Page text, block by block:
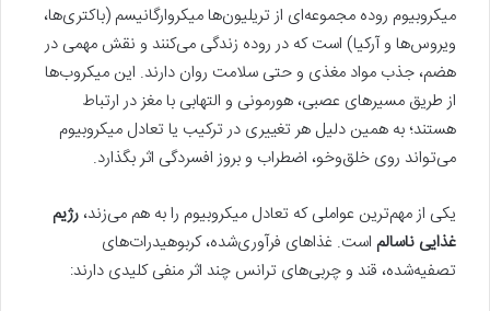
میکروبیوم روده مجموعه‌ای از تریلیون‌ها میکروارگانیسم (باکتری‌ها،
ویروس‌ها و آرکیا) است که در روده زندگی می‌کنند و نقش مهمی در
هضم، جذب مواد مغذی و حتی سلامت روان دارند. این میکروب‌ها
از طریق مسیرهای عصبی، هورمونی و التهابی با مغز در ارتباط
هستند؛ به همین دلیل هر تغییری در ترکیب یا تعادل میکروبیوم
می‌تواند روی خلق‌وخو، اضطراب و بروز افسردگی اثر بگذارد.
یکی از مهم‌ترین عواملی که تعادل میکروبیوم را به هم می‌زند، رژیم
غذایی ناسالم است. غذاهای فرآوری‌شده، کربوهیدرات‌های
تصفیه‌شده، قند و چربی‌های ترانس چند اثر منفی کلیدی دارند: